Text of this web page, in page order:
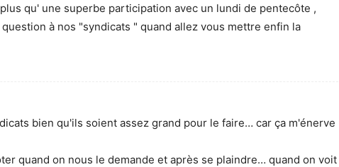
qu' une superbe participation avec un lundi de pentecôte ,
à nos "syndicats " quand allez vous mettre enfin la
bien qu'ils soient assez grand pour le faire… car ça m'énerve
quand on nous le demande et après se plaindre… quand on voit